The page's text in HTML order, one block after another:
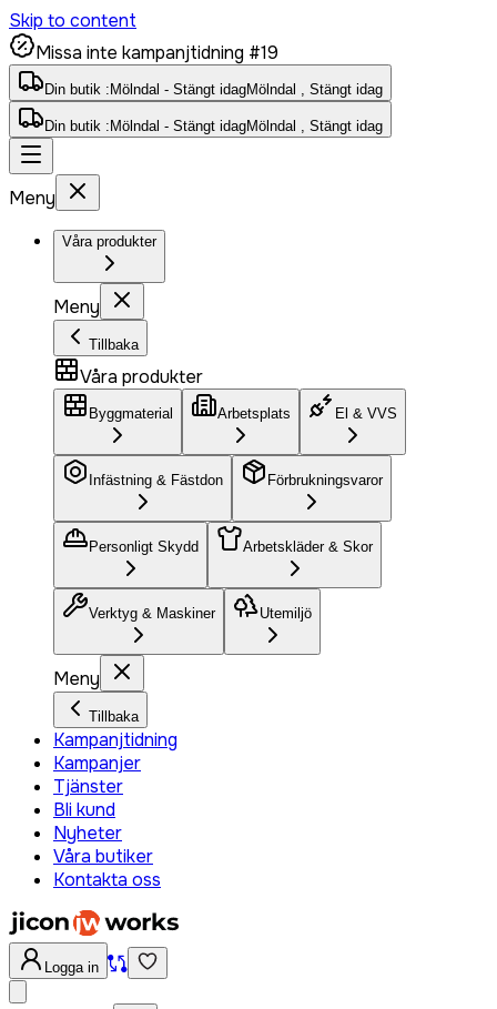
Skip to content
Missa inte kampanjtidning #19
Din butik : Mölndal - Stängt idagMölndal , Stängt idag
Din butik : Mölndal - Stängt idagMölndal , Stängt idag
Meny
Våra produkter
Meny
Tillbaka
Våra produkter
Byggmaterial Arbetsplats El & VVS
Infästning & Fästdon Förbrukningsvaror
Personligt Skydd Arbetskläder & Skor
Verktyg & Maskiner Utemiljö
Meny
Tillbaka
Kampanjtidning
Kampanjer
Tjänster
Bli kund
Nyheter
Våra butiker
Kontakta oss
Logga in